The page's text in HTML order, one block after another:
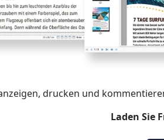
drucken und
Laden Sie